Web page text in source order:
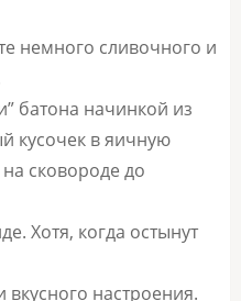
немного сливочного и
батона начинкой из
кусочек в яичную
сковороде до
Хотя, когда остынут
вкусного настроения.